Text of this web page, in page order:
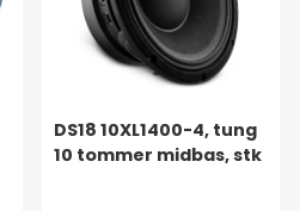
DS18 10XL1400-4, tung
10 tommer midbas, stk